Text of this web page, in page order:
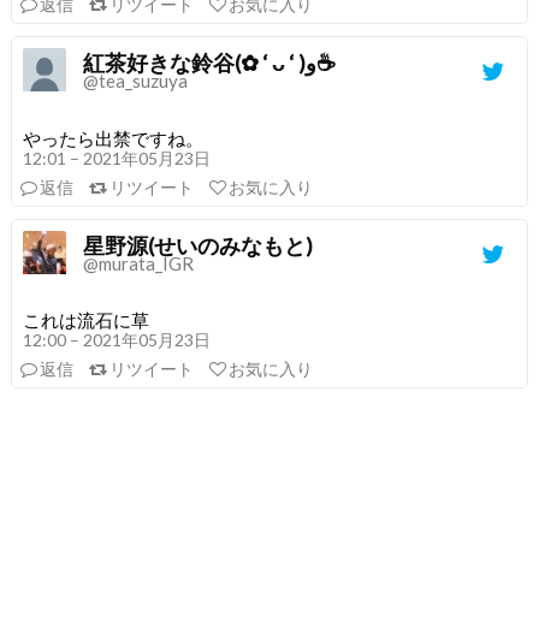
紅茶好きな鈴谷(✿ ‘ ᴗ ‘ )و☕️
@tea_suzuya
やったら出禁ですね。
12:01 – 2021年05月23日
返信
リツイート お気に入り
星野源(せいのみなもと)
@murata_IGR
これは流石に草
12:00 – 2021年05月23日
返信
リツイート お気に入り